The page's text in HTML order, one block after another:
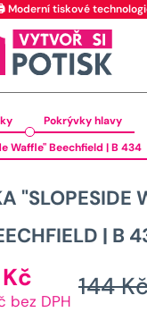
Moderní tiskové
Pokrývky hlavy
Waffle" Beechfield | B 434
"SLOPESIDE
| B
144
Kč cena
bez DPH